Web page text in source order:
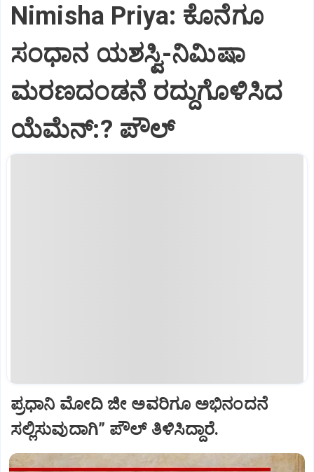
Nimisha Priya: ಕೊನೆಗೂ
ಸಂಧಾನ ಯಶಸ್ವಿ-ನಿಮಿಷಾ
ಮರಣದಂಡನೆ ರದ್ದುಗೊಳಿಸಿದ
ಯೆಮೆನ್:? ಪೌಲ್
ಪ್ರಧಾನಿ ಮೋದಿ ಜೀ ಅವರಿಗೂ ಅಭಿನಂದನೆ
ಸಲ್ಲಿಸುವುದಾಗಿ” ಪೌಲ್‌ ತಿಳಿಸಿದ್ದಾರೆ.